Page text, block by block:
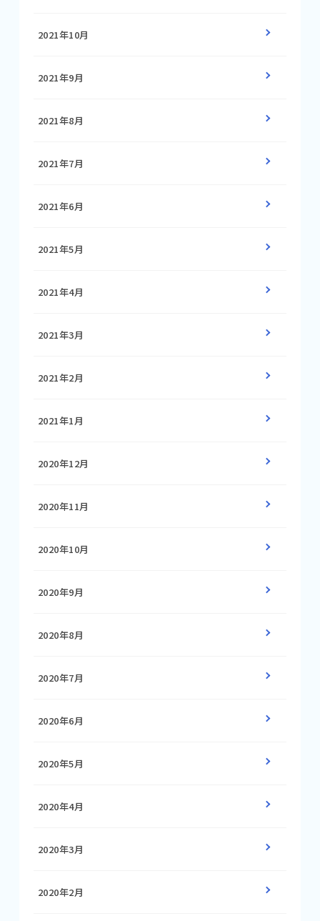
2021年10月
2021年9月
2021年8月
2021年7月
2021年6月
2021年5月
2021年4月
2021年3月
2021年2月
2021年1月
2020年12月
2020年11月
2020年10月
2020年9月
2020年8月
2020年7月
2020年6月
2020年5月
2020年4月
2020年3月
2020年2月